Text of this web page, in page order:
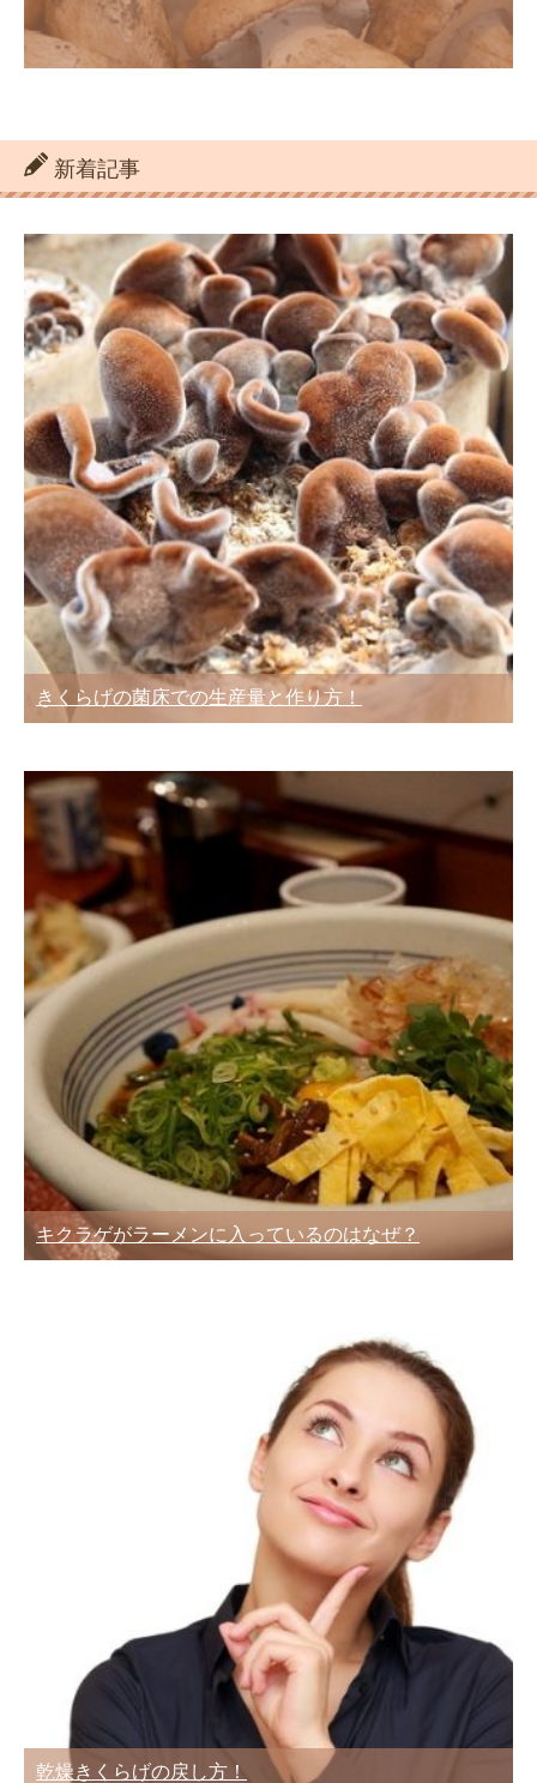
新着記事
きくらげの菌床での生産量と作り方！
キクラゲがラーメンに入っているのはなぜ？
乾燥きくらげの戻し方！